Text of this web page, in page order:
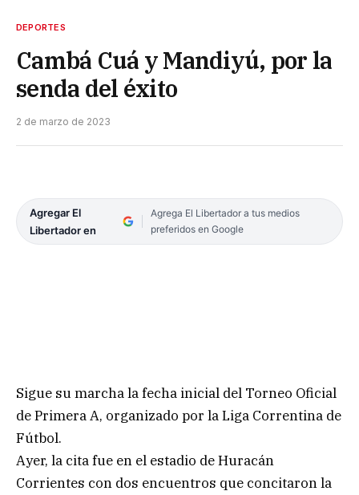
DEPORTES
Cambá Cuá y Mandiyú, por la
senda del éxito
2 de marzo de 2023
Agregar El
Libertador en
Agrega El Libertador a tus medios
preferidos en Google
Sigue su marcha la fecha inicial del Torneo Oficial
de Primera A, organizado por la Liga Correntina de
Fútbol.
Ayer, la cita fue en el estadio de Huracán
Corrientes con dos encuentros que concitaron la